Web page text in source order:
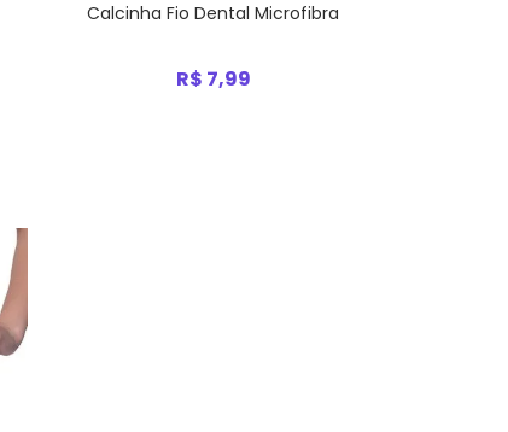
Calcinha Fio Dental Microfibra
R$ 7,99